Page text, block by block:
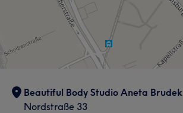
Beautiful Body Studio Aneta Brudek
Nordstraße 33